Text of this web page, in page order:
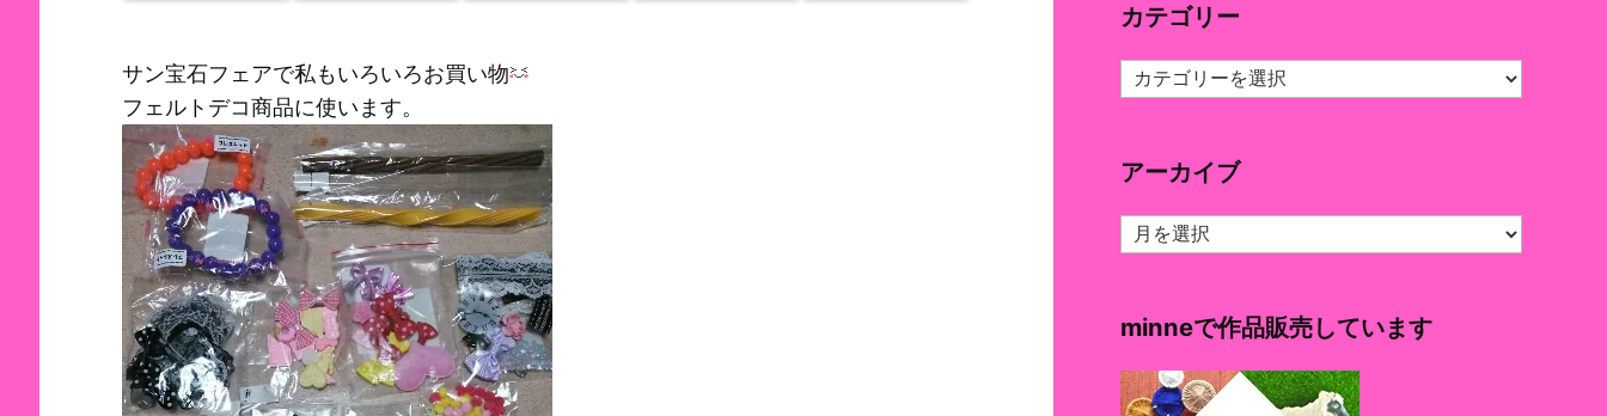
サン宝石フェアで私もいろいろお買い物
フェルトデコ商品に使います。
カテゴリー
カ
テ
ー
アーカイブ
ア
ー
ブ
minneで作品販売しています